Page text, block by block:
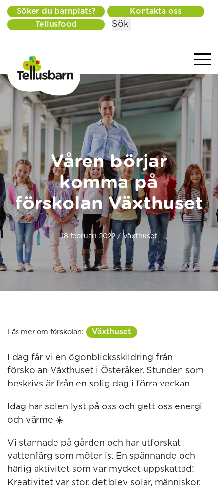
Söker du barnplats?
Kontakta oss
Tellusfood
Sök
Våren börjar
komma på
förskolan Växthuset
18 februari 2022 / Växthuset
Läs mer om förskolan: Växthuset
I dag får vi en ögonblicksskildring från
förskolan Växthuset i Österåker. Stunden som
beskrivs är från en solig dag i förra veckan.
Idag har solen lyst på oss och gett oss energi
och värme ☀️
Vi stannade på gården och har utforskat
vattenfärg som möter is. En spännande och
härlig aktivitet som var mycket uppskattad!
Kreativitet var stor, det blev solar, människor,